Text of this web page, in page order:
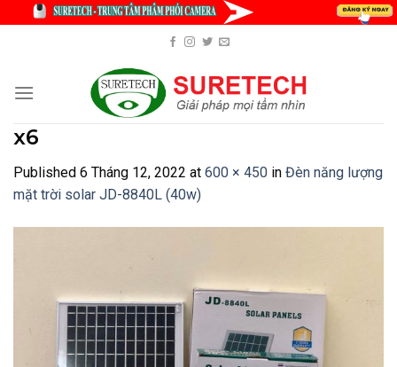
x6
Published 6 Tháng 12, 2022 at 600 × 450 in Đèn năng lượng
mặt trời solar JD-8840L (40w)